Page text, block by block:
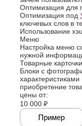
Оптимизация для
Оптимизация под
ключевых слов в
Использование
Меню
Настройка меню
нужной
Товарные карточки
Блоки с
приобретение
цены от:
10 000 ₽
Пример